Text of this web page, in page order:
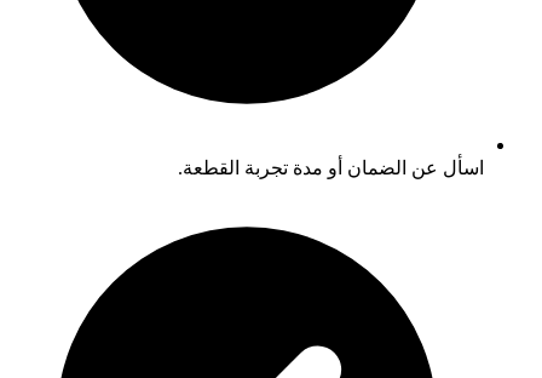
اسأل عن الضمان أو مدة تجربة القطعة.